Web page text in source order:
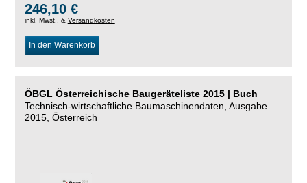
246,10 €
inkl. Mwst., & Versandkosten
In den Warenkorb
ÖBGL Österreichische Baugeräteliste 2015 | Buch
Technisch-wirtschaftliche Baumaschinendaten, Ausgabe
2015, Österreich